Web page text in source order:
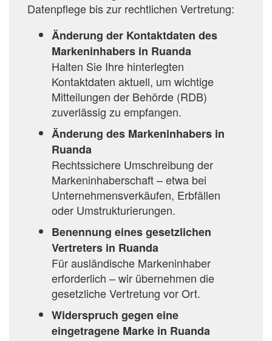
Datenpflege bis zur rechtlichen Vertretung:
Änderung der Kontaktdaten des
Markeninhabers in Ruanda
Halten Sie Ihre hinterlegten
Kontaktdaten aktuell, um wichtige
Mitteilungen der Behörde (RDB)
zuverlässig zu empfangen.
Änderung des Markeninhabers in
Ruanda
Rechtssichere Umschreibung der
Markeninhaberschaft – etwa bei
Unternehmensverkäufen, Erbfällen
oder Umstrukturierungen.
Benennung eines gesetzlichen
Vertreters in Ruanda
Für ausländische Markeninhaber
erforderlich – wir übernehmen die
gesetzliche Vertretung vor Ort.
Widerspruch gegen eine
eingetragene Marke in Ruanda